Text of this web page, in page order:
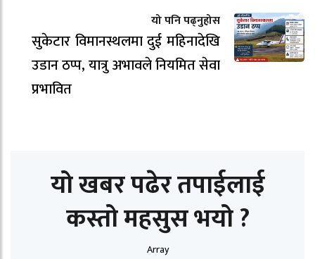
यो पनि पढ्नुहोस
सुकेटार विमानस्थलमा दुई महिनादेखि
उडान ठप्प, यात्रु अभावले नियमित सेवा
प्रभावित
यो खबर पढेर तपाईलाई
कस्तो महसुस भयो ?
Array